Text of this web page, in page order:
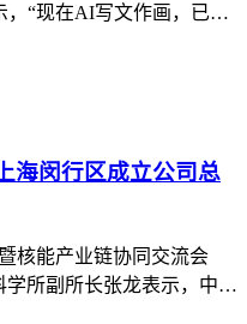
，“现在AI写文作画，已经
他首次公开现身，畅谈
挑战。王兴兴及他所创
海闵行区成立公司总
核能产业链协同交流会
学所副所长张龙表示，中国